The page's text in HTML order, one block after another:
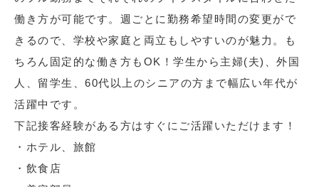
働き方が可能です。週ごとに勤務希望時間の変更がで
きるので、学校や家庭と両立もしやすいのが魅力。も
ちろん固定的な働き方もOK！学生から主婦(夫)、外国
人、留学生、60代以上のシニアの方まで幅広い年代が
活躍中です。
下記接客経験がある方はすぐにご活躍いただけます！
・ホテル、旅館
・飲食店